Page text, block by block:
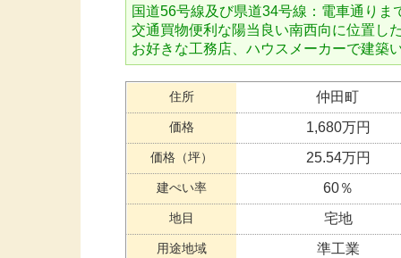
国道56号線及び県道34号線：電車通り
交通買物便利な陽当良い南西向に位置
お好きな工務店、ハウスメーカーで建築
住所 仲田町
価格 1,680万円
価格（坪） 25.54万円
建ぺい率 60％
地目 宅地
用途地域 準工業